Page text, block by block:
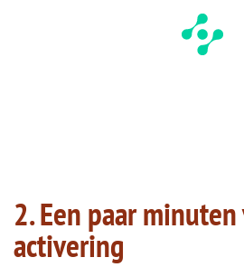
2. Een paar
activering